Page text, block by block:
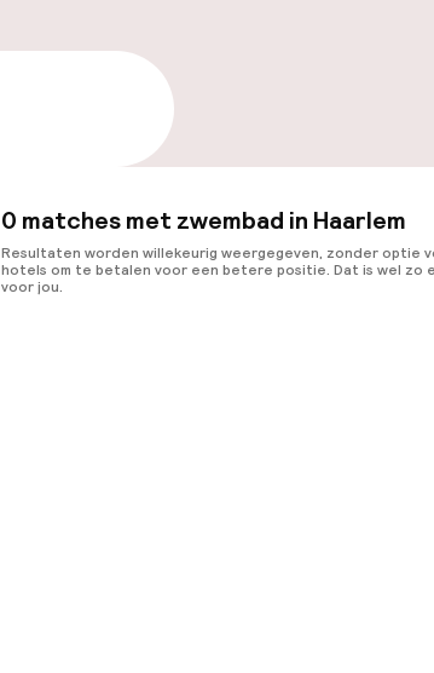
0 matches met zwembad in Haarlem
Resultaten worden willekeurig weergegeven, zonder optie
hotels om te betalen voor een betere positie. Dat is wel zo
voor jou.